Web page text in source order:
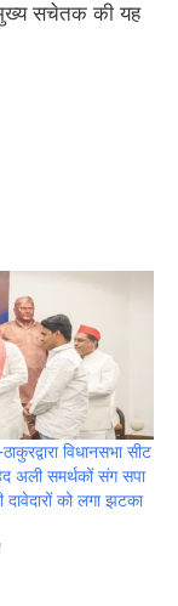
मुख्य सचेतक की यह
विधानसभा सीट
अली समर्थकों संग सपा
को लगा झटका